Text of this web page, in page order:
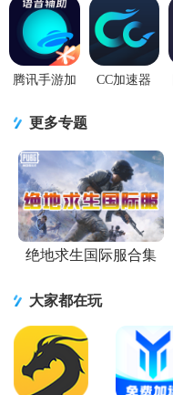
新版
v1.1.1 安卓
手机版
腾讯手游加
卓最新版
CC加速器
更多专题
绝地求生国际服合集
大家都在玩